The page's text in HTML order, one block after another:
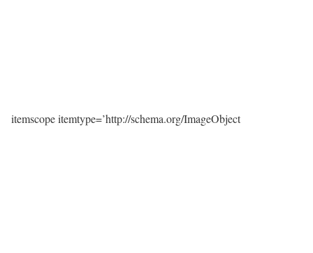
itemscope itemtype=’http://schema.org/ImageObject